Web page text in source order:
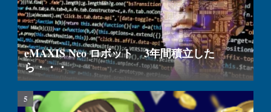
eMAXIS Neo ロボット 3年間積立した
ら・・・